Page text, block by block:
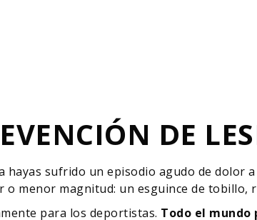
DE
hayas sufrido un episodio agudo de dolor
o menor magnitud: un esguince de
para los deportistas. Todo el mundo